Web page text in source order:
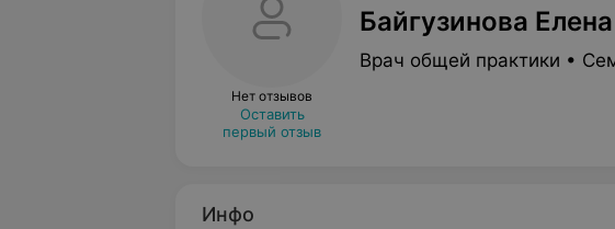
Нет отзывов
Оставить
первый отзыв
Байгузинова
Врач общей практики •
Инфо